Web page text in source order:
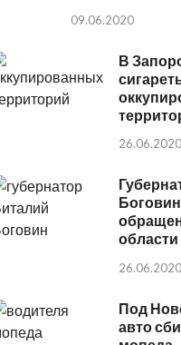
09.06.2020
В
26.06.2020
области
26.06.2020
Под
авто